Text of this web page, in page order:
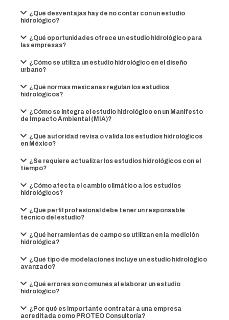
¿Qué desventajas hay de no contar con un estudio
hidrológico?
¿Qué oportunidades ofrece un estudio hidrológico para
las empresas?
¿Cómo se utiliza un estudio hidrológico en el diseño
urbano?
¿Qué normas mexicanas regulan los estudios
hidrológicos?
¿Cómo se integra el estudio hidrológico en un Manifesto
de Impacto Ambiental (MIA)?
¿Qué autoridad revisa o valida los estudios hidrológicos
en México?
¿Se requiere actualizar los estudios hidrológicos con el
tiempo?
¿Cómo afecta el cambio climático a los estudios
hidrológicos?
¿Qué perfil profesional debe tener un responsable
técnico del estudio?
¿Qué herramientas de campo se utilizan en la medición
hidrológica?
¿Qué tipo de modelaciones incluye un estudio hidrológico
avanzado?
¿Qué errores son comunes al elaborar un estudio
hidrológico?
¿Por qué es importante contratar a una empresa
acreditada como PROTEO Consultoría?